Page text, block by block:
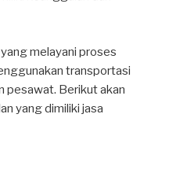
melayani proses
transportasi
pesawat. Berikut akan
yang dimiliki jasa